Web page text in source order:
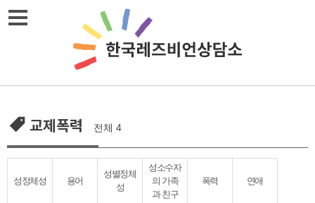
Skip
교제폭력 전체 4
성정체성 용어
성별정체
성
성소수자
의 가족
과 친구
폭력 연애